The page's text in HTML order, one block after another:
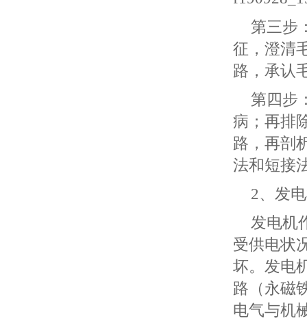
第三步
征，澄清
路，承认
第四步
病；再排
路，再剖
法和短接
2、发
发电机
受供电状
坏。发电
路（永磁
电气与机